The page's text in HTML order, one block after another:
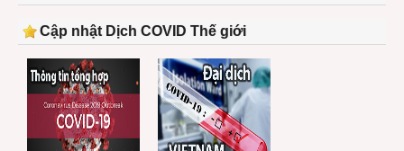
Cập nhật Dịch COVID Thế giới